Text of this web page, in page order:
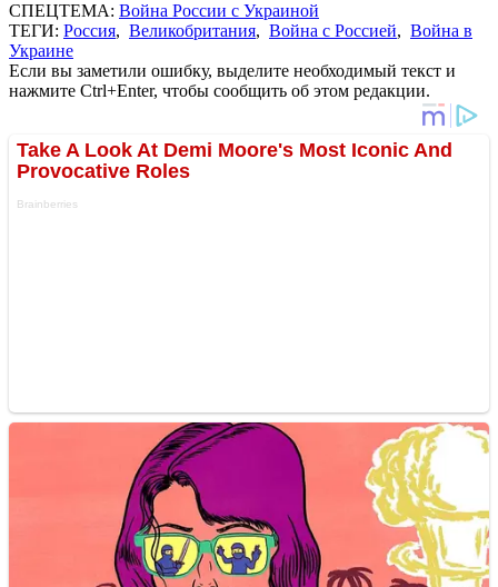
СПЕЦТЕМА: Война России с Украиной
ТЕГИ: Россия, Великобритания, Война с Россией, Война в
Украине
Если вы заметили ошибку, выделите необходимый текст и
нажмите Ctrl+Enter, чтобы сообщить об этом редакции.